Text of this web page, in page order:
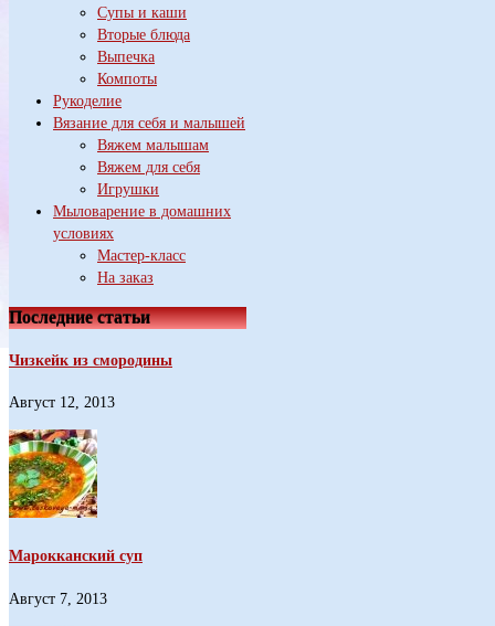
Супы и каши
Вторые блюда
Выпечка
Компоты
Рукоделие
Вязание для себя и малышей
Вяжем малышам
Вяжем для себя
Игрушки
Мыловарение в домашних
условиях
Мастер-класс
На заказ
Последние статьи
Чизкейк из смородины
Август 12, 2013
Марокканский суп
Август 7, 2013